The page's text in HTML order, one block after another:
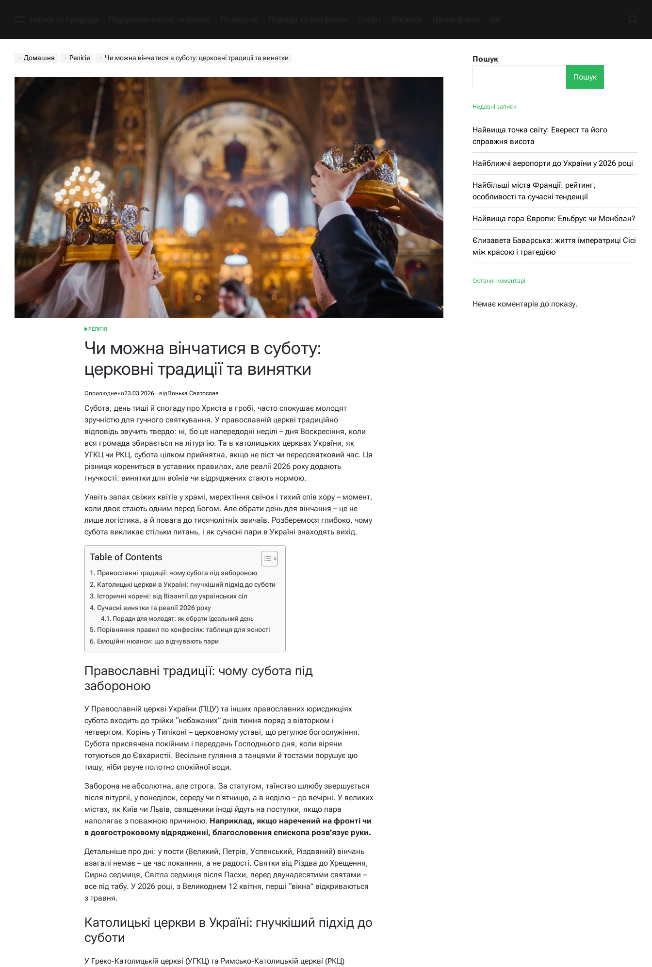
Домашня Релігія Чи можна вінчатися в суботу: церковні традиції та винятки
ОПУБЛІКУВАТИ
РЕЛІГІЯ
Чи можна вінчатися в суботу:
церковні традиції та винятки
Оприлюднено23.03.2026 відПонька Святослав
Субота, день тиші й спогаду про Христа в гробі, часто спокушає молодят
зручністю для гучного святкування. У православній церкві традиційно
відповідь звучить твердо: ні, бо це напередодні неділі – дня Воскресіння, коли
вся громада збирається на літургію. Та в католицьких церквах України, як
УГКЦ чи РКЦ, субота цілком прийнятна, якщо не піст чи передсвятковий час. Ця
різниця корениться в уставних правилах, але реалії 2026 року додають
гнучкості: винятки для воїнів чи відряджених стають нормою.
Уявіть запах свіжих квітів у храмі, мерехтіння свічок і тихий спів хору – момент,
коли двоє стають одним перед Богом. Але обрати день для вінчання – це не
лише логістика, а й повага до тисячолітніх звичаїв. Розберемося глибоко, чому
субота викликає стільки питань, і як сучасні пари в Україні знаходять вихід.
Table of Contents
Православні традиції: чому субота під забороною
Католицькі церкви в Україні: гнучкіший підхід до суботи
Історичні корені: від Візантії до українських сіл
Сучасні винятки та реалії 2026 року
Поради для молодят: як обрати ідеальний день
Порівняння правил по конфесіях: таблиця для ясності
Емоційні нюанси: що відчувають пари
Православні традиції: чому субота під
забороною
У Православній церкві України (ПЦУ) та інших православних юрисдикціях
субота входить до трійки “небажаних” днів тижня поряд з вівторком і
четвергом. Корінь у Типіконі – церковному уставі, що регулює богослужіння.
Субота присвячена покійним і переддень Господнього дня, коли віряни
готуються до Євхаристії. Весільне гуляння з танцями й тостами порушує цю
тишу, ніби рвуче полотно спокійної води.
Заборона не абсолютна, але строга. За статутом, таїнство шлюбу звершується
після літургії, у понеділок, середу чи п’ятницю, а в неділю – до вечірні. У великих
містах, як Київ чи Львів, священики іноді йдуть на поступки, якщо пара
наполягає з поважною причиною. Наприклад, якщо наречений на фронті чи
в довгостроковому відрядженні, благословення єпископа розв’язує руки.
Детальніше про дні: у пости (Великий, Петрів, Успенський, Різдвяний) вінчань
взагалі немає – це час покаяння, а не радості. Святки від Різдва до Хрещення,
Сирна седмиця, Світла седмиця після Пасхи, перед двунадесятими святами –
все під табу. У 2026 році, з Великоднем 12 квітня, перші “вікна” відкриваються
з травня.
Католицькі церкви в Україні: гнучкіший підхід до
суботи
У Греко-Католицькій церкві (УГКЦ) та Римсько-Католицькій церкві (РКЦ)
Пошук
Пошук
Недавні записи
Найвища точка світу: Еверест та його
справжня висота
Найближчі аеропорти до України у 2026 році
Найбільші міста Франції: рейтинг,
особливості та сучасні тенденції
Найвища гора Європи: Ельбрус чи Монблан?
Єлизавета Баварська: життя імператриці Сісі
між красою і трагедією
Останні коментарі
Немає коментарів до показу.